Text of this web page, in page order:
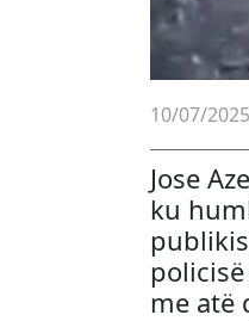
10/07/
Jose
ku
me atë